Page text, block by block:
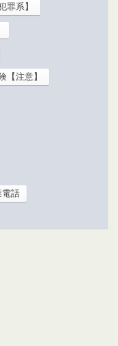
罪系】
【注意】
電話